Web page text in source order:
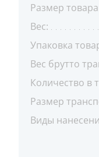
Размер
Вес:
Упаковка
Вес брутто
Количество в
Размер
Виды